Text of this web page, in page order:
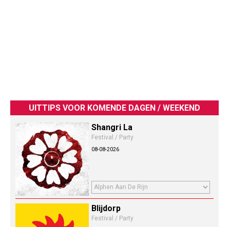
UITTIPS VOOR KOMENDE DAGEN / WEEKEND
Shangri La
Festival / Party
08-08-2026
Blijdorp
Festival / Party